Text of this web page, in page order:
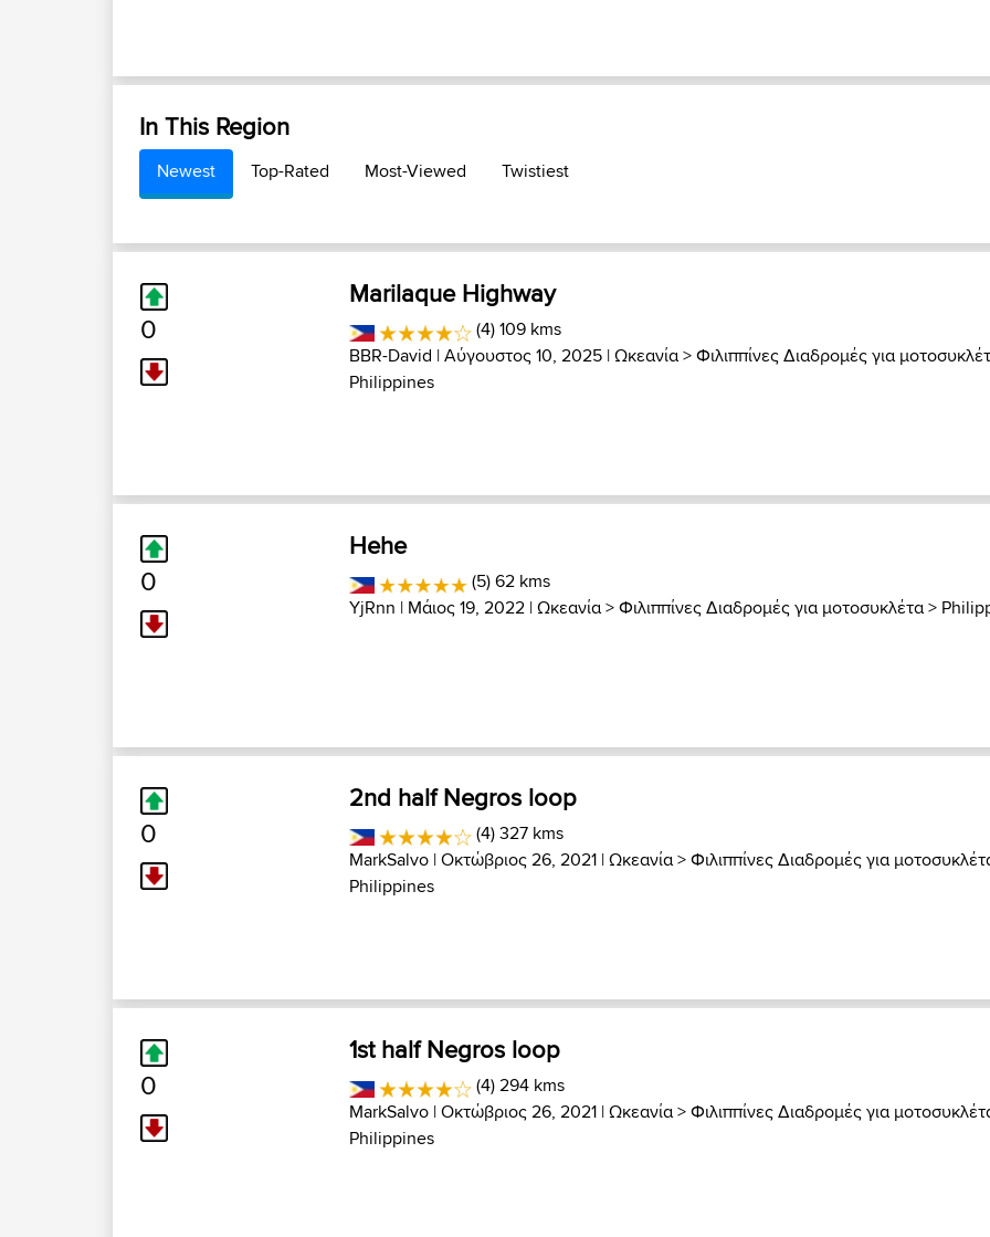
In This Region
Newest Top-Rated Most-Viewed Twistiest
0
Marilaque Highway
(4) 109 kms
BBR-David | Αύγουστος 10, 2025 |Ωκεανία>Φιλιππίνες Διαδρομές για
Philippines
0
Hehe
(5) 62 kms
YjRnn | Μάιος 19, 2022 |Ωκεανία>Φιλιππίνες Διαδρομές για μοτοσυκλέτα>
0
2nd half Negros loop
(4) 327 kms
MarkSalvo | Οκτώβριος 26, 2021 |Ωκεανία>Φιλιππίνες Διαδρομές για
Philippines
0
1st half Negros loop
(4) 294 kms
MarkSalvo | Οκτώβριος 26, 2021 |Ωκεανία>Φιλιππίνες Διαδρομές για
Philippines